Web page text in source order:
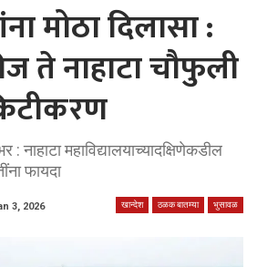
मोठा दिलासा :
ते नाहाटा चौफुली
: नाहाटा महाविद्यालयाच्यादक्षिणेकडील
फायदा
खान्देश ठळक बातम्या भुसावळ
3, 2026